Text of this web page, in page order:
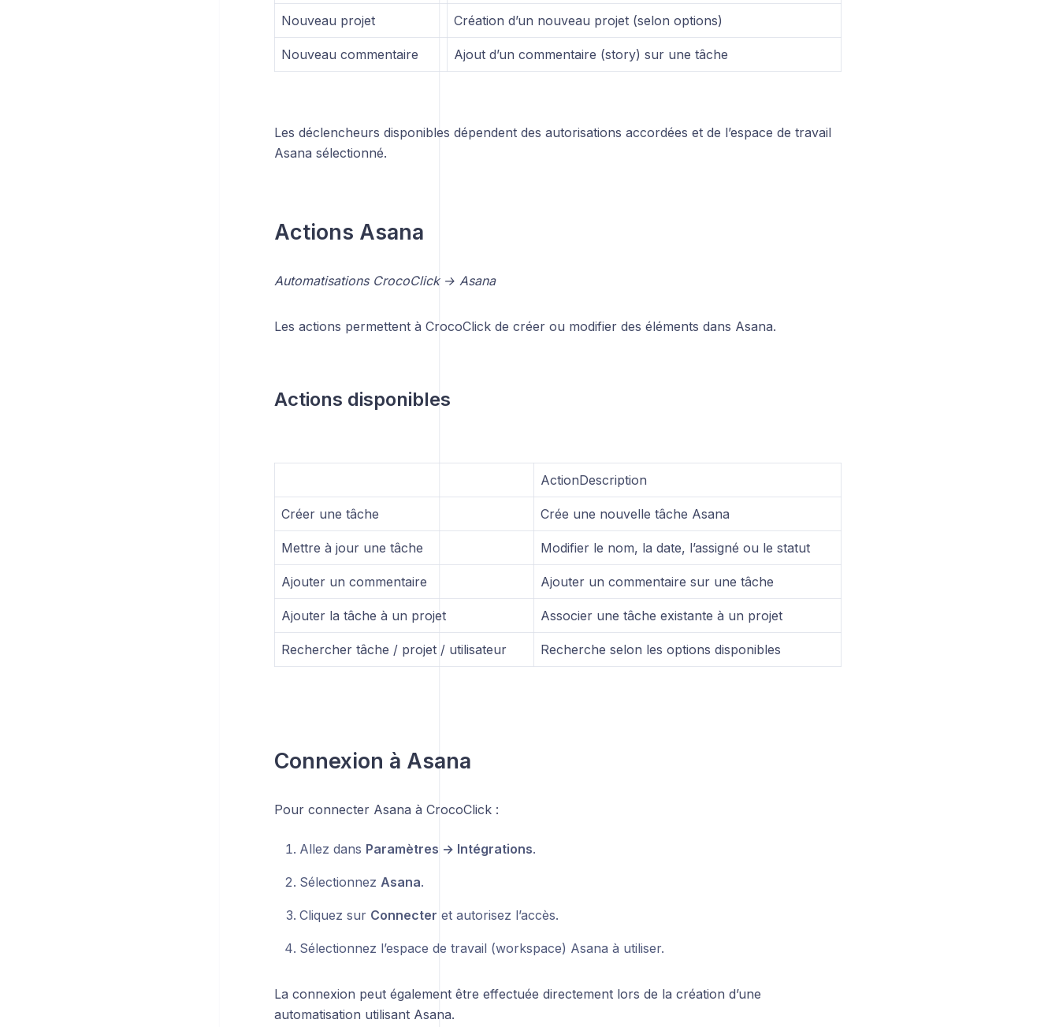
Nouveau projet Création d’un nouveau projet (selon options)
Nouveau commentaire Ajout d’un commentaire (story) sur une tâche
Les déclencheurs disponibles dépendent des autorisations accordées et de l’espace de travail
Asana sélectionné.
Actions Asana
Automatisations CrocoClick → Asana
Les actions permettent à CrocoClick de créer ou modifier des éléments dans Asana.
Actions disponibles
ActionDescription
Créer une tâche Crée une nouvelle tâche Asana
Mettre à jour une tâche Modifier le nom, la date, l’assigné ou le statut
Ajouter un commentaire Ajouter un commentaire sur une tâche
Ajouter la tâche à un projet Associer une tâche existante à un projet
Rechercher tâche / projet / utilisateur Recherche selon les options disponibles
Connexion à Asana
Pour connecter Asana à CrocoClick :
Allez dans Paramètres → Intégrations.
Sélectionnez Asana.
Cliquez sur Connecter et autorisez l’accès.
Sélectionnez l’espace de travail (workspace) Asana à utiliser.
La connexion peut également être effectuée directement lors de la création d’une
automatisation utilisant Asana.